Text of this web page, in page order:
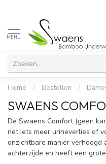
MENU
Home / Bestellen /
SWAENS
De Swaens Comfort (geen
net iets meer urineverlies of
onzichtbare manier verhoogd
achterzijde en heeft een